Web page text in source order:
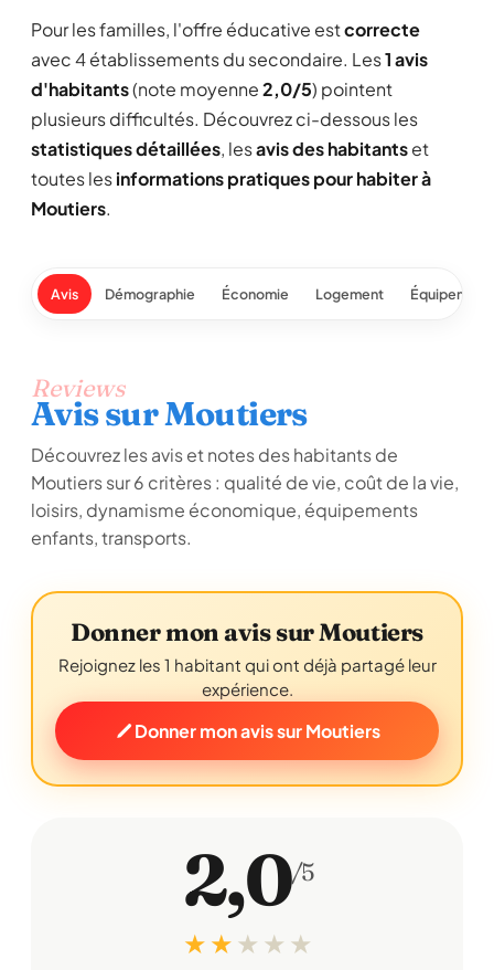
Pour les familles, l'offre éducative estcorrecte
avec 4 établissements du secondaire. Les1 avis
d'habitants(note moyenne2,0/5) pointent
plusieurs difficultés. Découvrez ci-dessous les
statistiques détaillées, lesavis des habitantset
toutes lesinformations pratiques pour habiter à
Moutiers.
Avis Démographie Économie Logement
Reviews
Avis sur Moutiers
Découvrez les avis et notes des habitants de
Moutiers sur 6 critères : qualité de vie, coût de la vie,
loisirs, dynamisme économique, équipements
enfants, transports.
Donner mon avis sur Moutiers
Rejoignez les 1 habitant qui ont déjà partagé leur
expérience.
Donner mon avis sur Moutiers
2,0/5
★ ★ ★ ★ ★